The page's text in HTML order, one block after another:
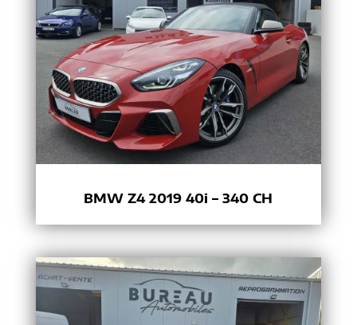
BMW Z4 2019 40i – 340 CH